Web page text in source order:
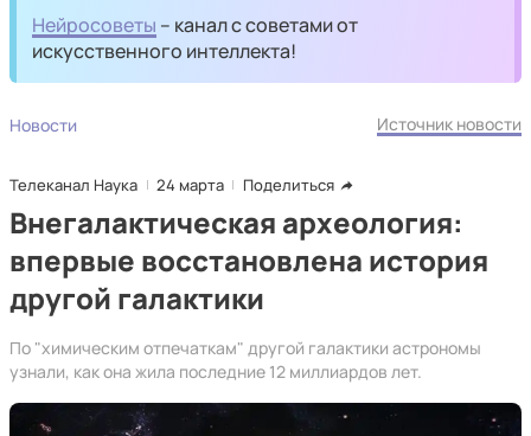
Нейросоветы – канал с советами от
искусственного интеллекта!
Новости Источник новости
Телеканал Наука 24 марта Поделиться
Внегалактическая археология:
впервые восстановлена история
другой галактики
По "химическим отпечаткам" другой галактики астрономы
узнали, как она жила последние 12 миллиардов лет.